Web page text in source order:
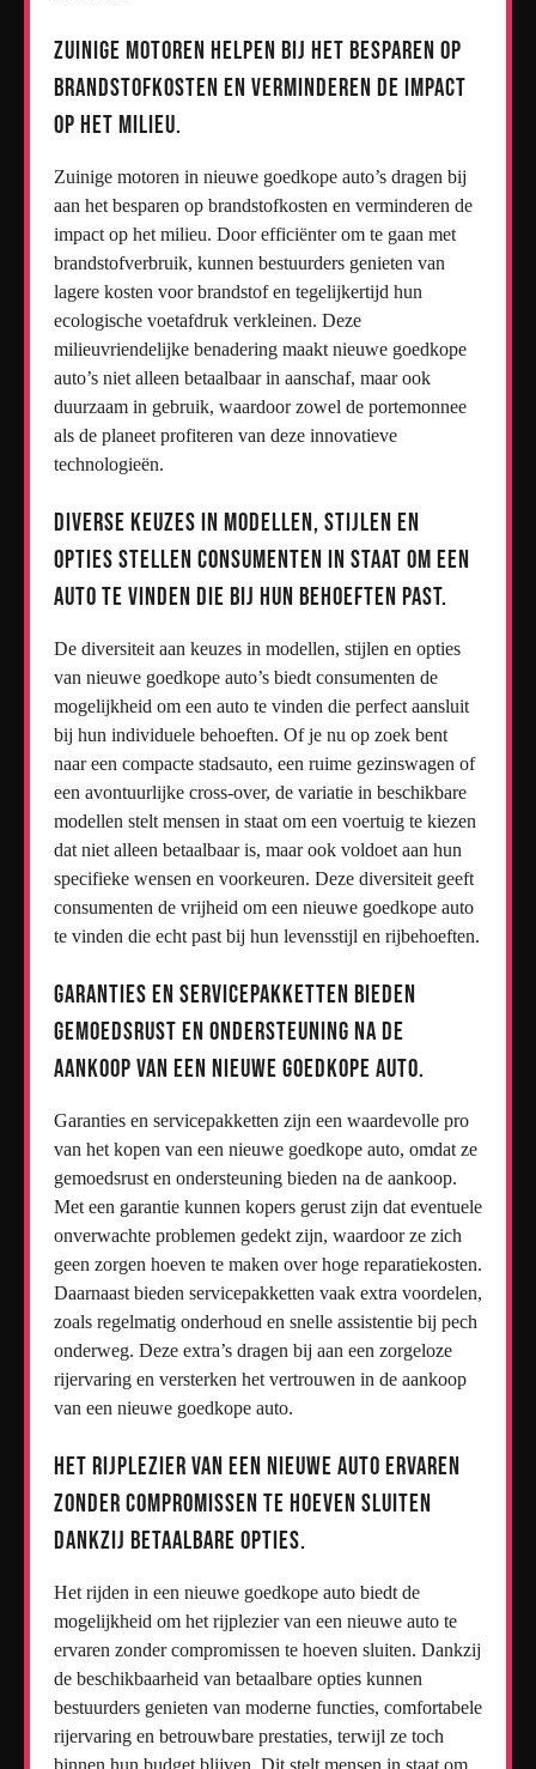
Zuinige motoren helpen bij het besparen op
brandstofkosten en verminderen de impact
op het milieu.
Zuinige motoren in nieuwe goedkope auto’s dragen bij
aan het besparen op brandstofkosten en verminderen de
impact op het milieu. Door efficiënter om te gaan met
brandstofverbruik, kunnen bestuurders genieten van
lagere kosten voor brandstof en tegelijkertijd hun
ecologische voetafdruk verkleinen. Deze
milieuvriendelijke benadering maakt nieuwe goedkope
auto’s niet alleen betaalbaar in aanschaf, maar ook
duurzaam in gebruik, waardoor zowel de portemonnee
als de planeet profiteren van deze innovatieve
technologieën.
Diverse keuzes in modellen, stijlen en
opties stellen consumenten in staat om een
auto te vinden die bij hun behoeften past.
De diversiteit aan keuzes in modellen, stijlen en opties
van nieuwe goedkope auto’s biedt consumenten de
mogelijkheid om een auto te vinden die perfect aansluit
bij hun individuele behoeften. Of je nu op zoek bent
naar een compacte stadsauto, een ruime gezinswagen of
een avontuurlijke cross-over, de variatie in beschikbare
modellen stelt mensen in staat om een voertuig te kiezen
dat niet alleen betaalbaar is, maar ook voldoet aan hun
specifieke wensen en voorkeuren. Deze diversiteit geeft
consumenten de vrijheid om een nieuwe goedkope auto
te vinden die echt past bij hun levensstijl en rijbehoeften.
Garanties en servicepakketten bieden
gemoedsrust en ondersteuning na de
aankoop van een nieuwe goedkope auto.
Garanties en servicepakketten zijn een waardevolle pro
van het kopen van een nieuwe goedkope auto, omdat ze
gemoedsrust en ondersteuning bieden na de aankoop.
Met een garantie kunnen kopers gerust zijn dat eventuele
onverwachte problemen gedekt zijn, waardoor ze zich
geen zorgen hoeven te maken over hoge reparatiekosten.
Daarnaast bieden servicepakketten vaak extra voordelen,
zoals regelmatig onderhoud en snelle assistentie bij pech
onderweg. Deze extra’s dragen bij aan een zorgeloze
rijervaring en versterken het vertrouwen in de aankoop
van een nieuwe goedkope auto.
Het rijplezier van een nieuwe auto ervaren
zonder compromissen te hoeven sluiten
dankzij betaalbare opties.
Het rijden in een nieuwe goedkope auto biedt de
mogelijkheid om het rijplezier van een nieuwe auto te
ervaren zonder compromissen te hoeven sluiten. Dankzij
de beschikbaarheid van betaalbare opties kunnen
bestuurders genieten van moderne functies, comfortabele
rijervaring en betrouwbare prestaties, terwijl ze toch
binnen hun budget blijven. Dit stelt mensen in staat om